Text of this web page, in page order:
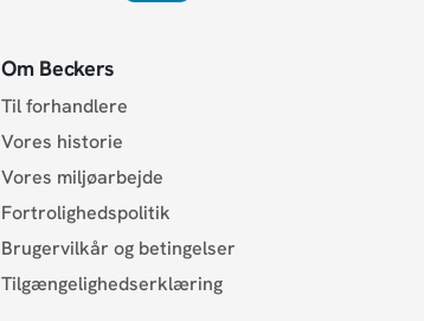
Om Beckers
Til forhandlere
Vores historie
Vores miljøarbejde
Fortrolighedspolitik
Brugervilkår og betingelser
Tilgængelighedserklæring